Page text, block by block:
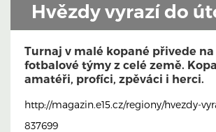
Hvězdy vyrazí do
Turnaj v malé kopané přivede
fotbalové týmy z celé země.
amatéři, profíci, zpěváci i herci.
http://magazin.e15.cz/regiony/hvezdy-
837699